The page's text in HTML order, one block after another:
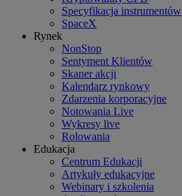
Specyfikacja instrumentów
SpaceX
Rynek
NonStop
Sentyment Klientów
Skaner akcji
Kalendarz rynkowy
Zdarzenia korporacyjne
Notowania Live
Wykresy live
Rolowania
Edukacja
Centrum Edukacji
Artykuły edukacyjne
Webinary i szkolenia